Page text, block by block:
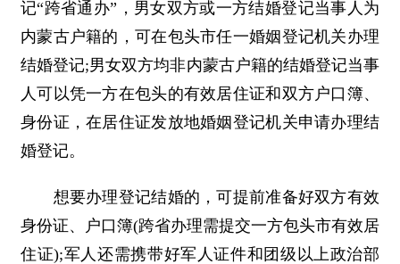
记“跨省通办”，男女双方或一方结婚登记当事人为
内蒙古户籍的，可在包头市任一婚姻登记机关办理
结婚登记;男女双方均非内蒙古户籍的结婚登记当事
人可以凭一方在包头的有效居住证和双方户口簿、
身份证，在居住证发放地婚姻登记机关申请办理结
婚登记。
想要办理登记结婚的，可提前准备好双方有效
身份证、户口簿(跨省办理需提交一方包头市有效居
住证);军人还需携带好军人证件和团级以上政治部